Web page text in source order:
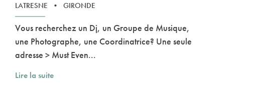
LATRESNE • GIRONDE
Vous recherchez un Dj, un Groupe de Musique,
une Photographe, une Coordinatrice? Une seule
adresse > Must Even...
Lire la suite